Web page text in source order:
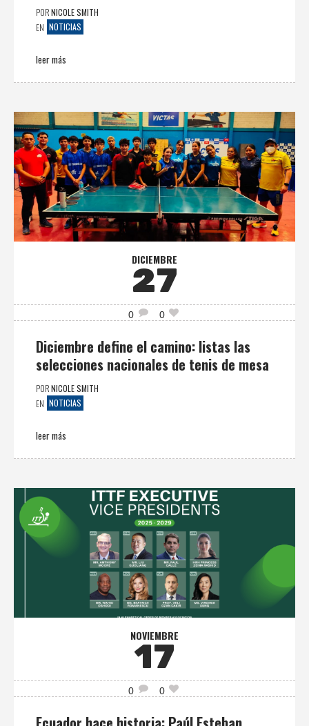
PORNICOLE SMITH
EN NOTICIAS
leer más
DICIEMBRE
27
0 0
Diciembre define el camino: listas las
selecciones nacionales de tenis de mesa
PORNICOLE SMITH
EN NOTICIAS
leer más
NOVIEMBRE
17
0 0